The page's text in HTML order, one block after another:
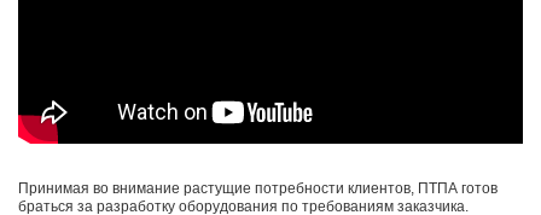
Принимая во внимание растущие потребности клиентов, ПТПА готов
браться за разработку оборудования по требованиям заказчика.